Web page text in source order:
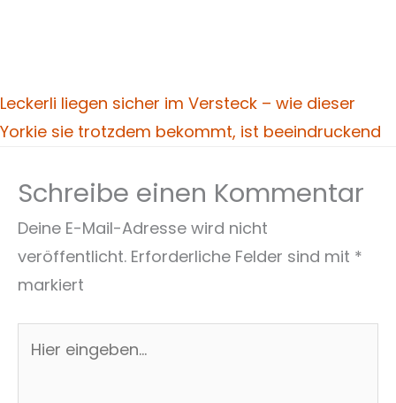
Leckerli liegen sicher im Versteck – wie dieser
Yorkie sie trotzdem bekommt, ist beeindruckend
Schreibe einen Kommentar
Deine E-Mail-Adresse wird nicht
veröffentlicht. Erforderliche Felder sind mit *
markiert
eingeben…